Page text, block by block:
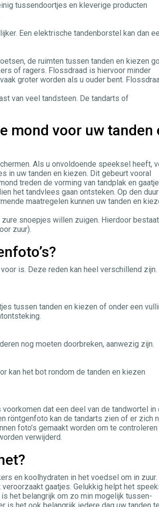
tussendoortjes en kleverige producten
Een elektrische tandenborstel kan dan
de ruimten tussen tanden en kiezen
of ragers. Flossdraad is hiervoor minder
groter worden als u ouder bent.
van veel tandsteen. De tandarts of
mond voor uw tanden
Als u onvoldoende speeksel heeft,
in uw tanden en kiezen. Dit gebeurt vooral
treden de vorming van tandplak en
het tandvlees gaan ontsteken. Op den duur
maatregelen kunnen uw tanden en
snoepjes willen zuigen. Hierdoor
zuur).
is. Deze reden kan heel verschillend zijn.
tussen tanden en kiezen of onder een
nog moeten doorbreken, aanwezig zijn.
kan het bot rondom de tanden en kiezen
dat een deel van de tandwortel in
röntgenfoto kan de tandarts zien of er zich
foto’s gemaakt worden om te
verwijderd.
en koolhydraten in het voedsel om in zuur.
gaatjes. Gelukkig helpt het
is het belangrijk om zo min mogelijk tussen­